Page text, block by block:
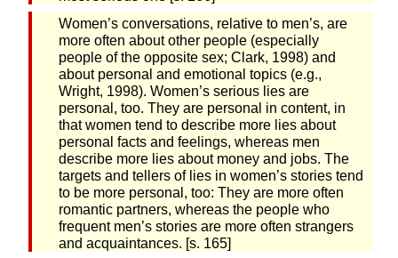
Women’s conversations, relative to men’s, are
more often about other people (especially
people of the opposite sex; Clark, 1998) and
about personal and emotional topics (e.g.,
Wright, 1998). Women’s serious lies are
personal, too. They are personal in content, in
that women tend to describe more lies about
personal facts and feelings, whereas men
describe more lies about money and jobs. The
targets and tellers of lies in women’s stories tend
to be more personal, too: They are more often
romantic partners, whereas the people who
frequent men’s stories are more often strangers
and acquaintances. [s. 165]